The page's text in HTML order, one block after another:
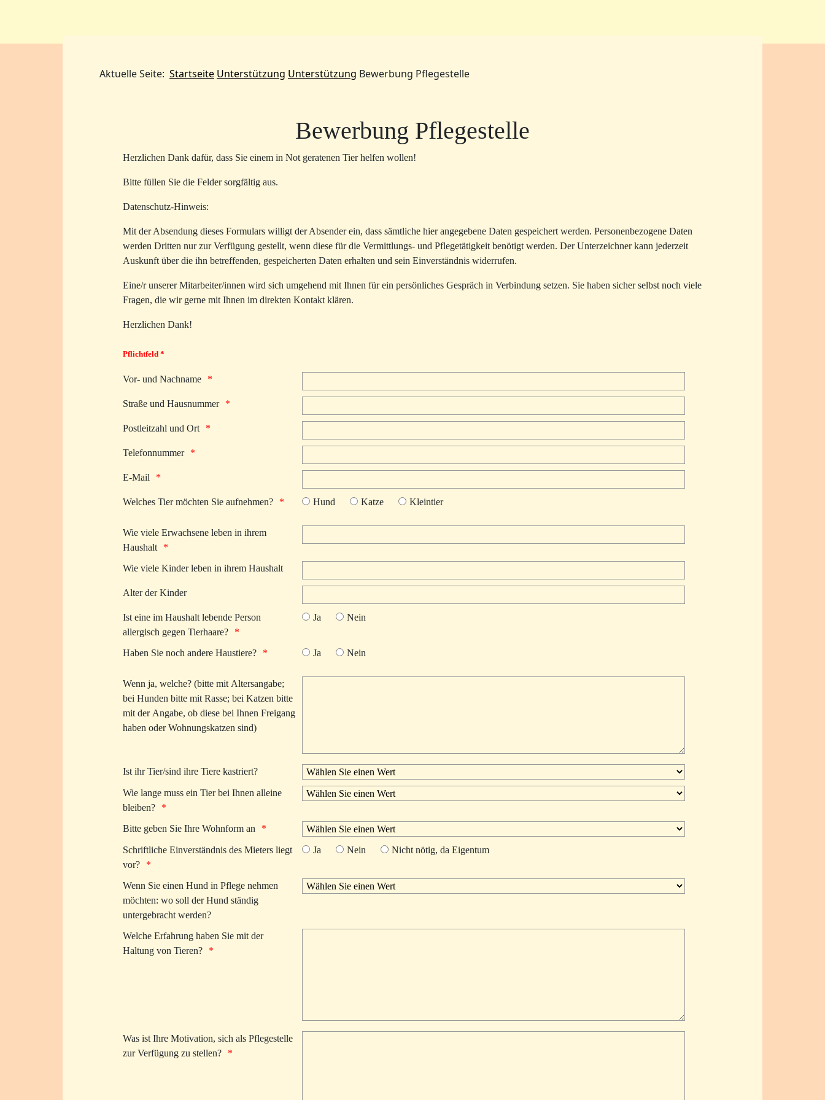
Aktuelle Seite: Startseite Unterstützung Unterstützung Bewerbung Pflegestelle
Bewerbung Pflegestelle
Herzlichen Dank dafür, dass Sie einem in Not geratenen Tier helfen wollen!
Bitte füllen Sie die Felder sorgfältig aus.
Datenschutz-Hinweis:
Mit der Absendung dieses Formulars willigt der Absender ein, dass sämtliche hier angegebene Daten gespeichert werden. Personenbezogene Daten
werden Dritten nur zur Verfügung gestellt, wenn diese für die Vermittlungs- und Pflegetätigkeit benötigt werden. Der Unterzeichner kann jederzeit
Auskunft über die ihn betreffenden, gespeicherten Daten erhalten und sein Einverständnis widerrufen.
Eine/r unserer Mitarbeiter/innen wird sich umgehend mit Ihnen für ein persönliches Gespräch in Verbindung setzen. Sie haben sicher selbst noch viele
Fragen, die wir gerne mit Ihnen im direkten Kontakt klären.
Herzlichen Dank!
Pflichtfeld *
Vor- und Nachname
Straße und Hausnummer
Postleitzahl und Ort
Telefonnummer
E-Mail
Welches Tier möchten Sie aufnehmen? Hund Katze Kleintier
Wie viele Erwachsene leben in ihrem
Haushalt
Wie viele Kinder leben in ihrem Haushalt
Alter der Kinder
Ist eine im Haushalt lebende Person
allergisch gegen Tierhaare?
Ja Nein
Haben Sie noch andere Haustiere? Ja Nein
Wenn ja, welche? (bitte mit Altersangabe;
bei Hunden bitte mit Rasse; bei Katzen bitte
mit der Angabe, ob diese bei Ihnen Freigang
haben oder Wohnungskatzen sind)
Ist ihr Tier/sind ihre Tiere kastriert?
Wie lange muss ein Tier bei Ihnen alleine
bleiben?
Bitte geben Sie Ihre Wohnform an
Schriftliche Einverständnis des Mieters liegt
vor?
Ja Nein Nicht nötig, da Eigentum
Wenn Sie einen Hund in Pflege nehmen
möchten: wo soll der Hund ständig
untergebracht werden?
Welche Erfahrung haben Sie mit der
Haltung von Tieren?
Was ist Ihre Motivation, sich als Pflegestelle
zur Verfügung zu stellen?